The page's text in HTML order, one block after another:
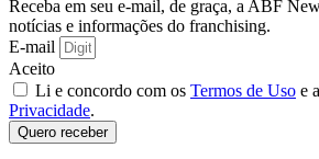
Receba em seu e-mail, de graça, a ABF
notícias e informações do franchising.
E-mail
Aceito
Li e concordo com os Termos de Uso e a
Privacidade.
Quero receber